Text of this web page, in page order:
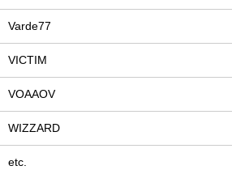
Varde77
VICTIM
VOAAOV
WIZZARD
etc.